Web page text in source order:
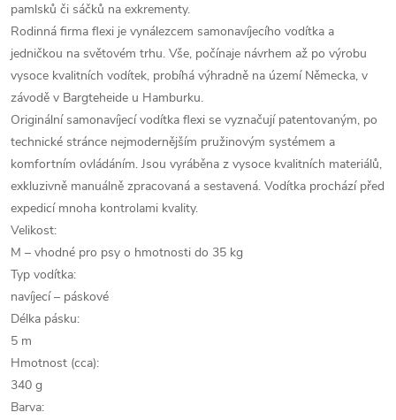
pamlsků či sáčků na exkrementy.
Rodinná firma flexi je vynálezcem samonavíjecího vodítka a
jedničkou na světovém trhu. Vše, počínaje návrhem až po výrobu
vysoce kvalitních vodítek, probíhá výhradně na území Německa, v
závodě v Bargteheide u Hamburku.
Originální samonavíjecí vodítka flexi se vyznačují patentovaným, po
technické stránce nejmodernějším pružinovým systémem a
komfortním ovládáním. Jsou vyráběna z vysoce kvalitních materiálů,
exkluzivně manuálně zpracovaná a sestavená. Vodítka prochází před
expedicí mnoha kontrolami kvality.
Velikost:
M – vhodné pro psy o hmotnosti do 35 kg
Typ vodítka:
navíjecí – páskové
Délka pásku:
5 m
Hmotnost (cca):
340 g
Barva: